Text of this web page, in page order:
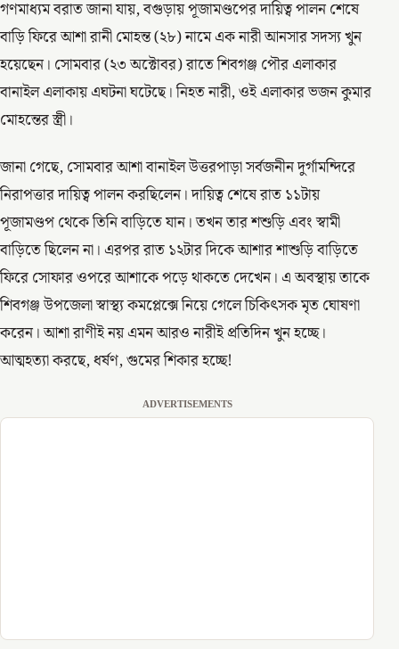
গণমাধ্যম বরাত জানা যায়, বগুড়ায় পূজামণ্ডপের দায়িত্ব পালন শেষে
বাড়ি ফিরে আশা রানী মোহন্ত (২৮) নামে এক নারী আনসার সদস্য খুন
হয়েছেন। সোমবার (২৩ অক্টোবর) রাতে শিবগঞ্জ পৌর এলাকার
বানাইল এলাকায় এঘটনা ঘটেছে। নিহত নারী, ওই এলাকার ভজন কুমার
মোহন্তের স্ত্রী।
জানা গেছে, সোমবার আশা বানাইল উত্তরপাড়া সর্বজনীন দুর্গামন্দিরে
নিরাপত্তার দায়িত্ব পালন করছিলেন। দায়িত্ব শেষে রাত ১১টায়
পূজামণ্ডপ থেকে তিনি বাড়িতে যান। তখন তার শশুড়ি এবং স্বামী
বাড়িতে ছিলেন না। এরপর রাত ১২টার দিকে আশার শাশুড়ি বাড়িতে
ফিরে সোফার ওপরে আশাকে পড়ে থাকতে দেখেন। এ অবস্থায় তাকে
শিবগঞ্জ উপজেলা স্বাস্থ্য কমপ্লেক্সে নিয়ে গেলে চিকিৎসক মৃত ঘোষণা
করেন। আশা রাণীই নয় এমন আরও নারীই প্রতিদিন খুন হচ্ছে।
আত্মহত্যা করছে, ধর্ষণ, গুমের শিকার হচ্ছে!
ADVERTISEMENTS